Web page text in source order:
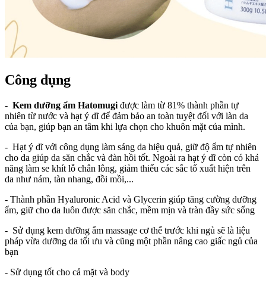
Công dụng
- Kem dưỡng ẩm Hatomugi được làm từ 81% thành phần tự
nhiên từ nước và hạt ý dĩ để đảm bảo an toàn tuyệt đối với làn da
của bạn, giúp bạn an tâm khi lựa chọn cho khuôn mặt của mình.
- Hạt ý dĩ với công dụng làm sáng da hiệu quả, giữ độ ẩm tự nhiên
cho da giúp da săn chắc và đàn hồi tốt. Ngoài ra hạt ý dĩ còn có khả
năng làm se khít lỗ chân lông, giảm thiểu các sắc tố xuất hiện trên
da như nám, tàn nhang, đồi mồi,...
- Thành phần Hyaluronic Acid và Glycerin giúp tăng cường dưỡng
ẩm, giữ cho da luôn được săn chắc, mềm mịn và tràn đầy sức sống
- Sử dụng kem dưỡng ẩm massage cơ thể trước khi ngủ sẽ là liệu
pháp vừa dưỡng da tối ưu và cũng một phần nâng cao giấc ngủ của
bạn
- Sử dụng tốt cho cả mặt và body